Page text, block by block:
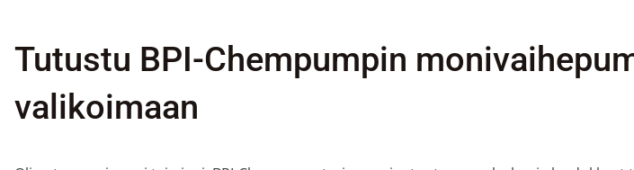
Tutustu BPI-Chempumpin
valikoimaan